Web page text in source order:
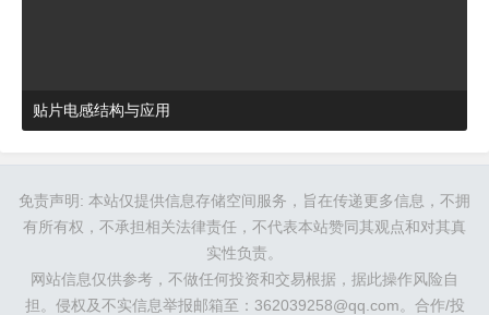
贴片电感结构与应用
免责声明: 本站仅提供信息存储空间服务，旨在传递更多信息，不拥
有所有权，不承担相关法律责任，不代表本站赞同其观点和对其真
实性负责。
网站信息仅供参考，不做任何投资和交易根据，据此操作风险自
担。侵权及不实信息举报邮箱至：362039258@qq.com。合作/投